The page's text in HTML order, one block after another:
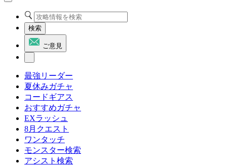
検索
ご意見
最強リーダー
夏休みガチャ
コードギアス
おすすめガチャ
EXラッシュ
8月クエスト
ワンタッチ
モンスター検索
アシスト検索